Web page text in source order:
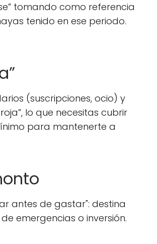
tomando como referencia
tenido en ese periodo.
(suscripciones, ocio) y
lo que necesitas cubrir
para mantenerte a
antes de gastar": destina
emergencias o inversión.